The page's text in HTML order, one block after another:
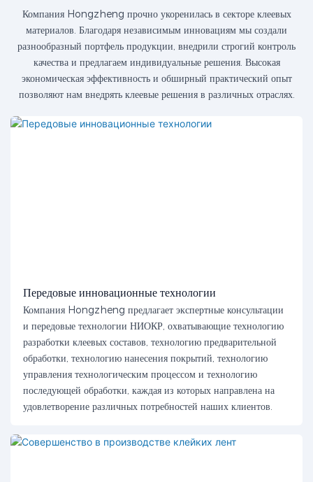
Компания Hongzheng прочно укоренилась в секторе клеевых
материалов. Благодаря независимым инновациям мы создали
разнообразный портфель продукции, внедрили строгий контроль
качества и предлагаем индивидуальные решения. Высокая
экономическая эффективность и обширный практический опыт
позволяют нам внедрять клеевые решения в различных отраслях.
Передовые инновационные технологии
Компания Hongzheng предлагает экспертные консультации
и передовые технологии НИОКР, охватывающие технологию
разработки клеевых составов, технологию предварительной
обработки, технологию нанесения покрытий, технологию
управления технологическим процессом и технологию
последующей обработки, каждая из которых направлена ​​на
удовлетворение различных потребностей наших клиентов.